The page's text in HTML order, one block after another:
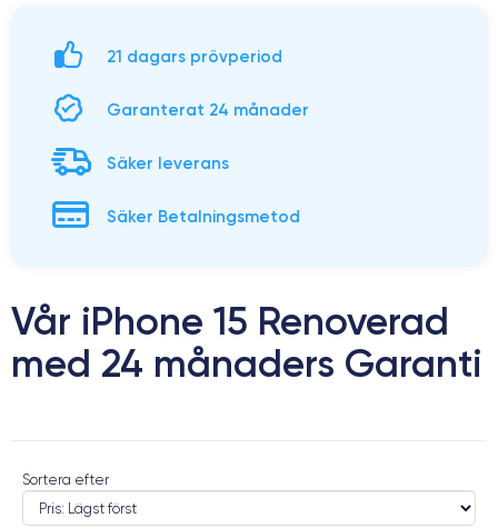
21 dagars prövperiod
Garanterat 24 månader
Säker leverans
Säker Betalningsmetod
Vår iPhone 15 Renoverad
med 24 månaders Garanti
Sortera efter